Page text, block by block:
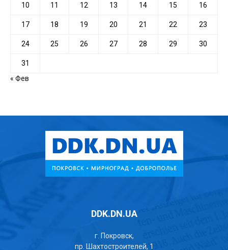
10 11 12 13 14 15 16
17 18 19 20 21 22 23
24 25 26 27 28 29 30
31
« Фев
DDK.DN.UA
г. Покровск,
пр. Шахтостроителей, 1